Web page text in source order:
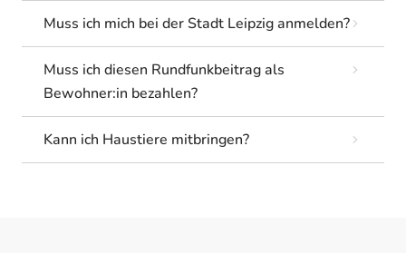
Muss ich mich bei der Stadt Leipzig anmelden?
Muss ich diesen Rundfunkbeitrag als
Bewohner:in bezahlen?
Kann ich Haustiere mitbringen?